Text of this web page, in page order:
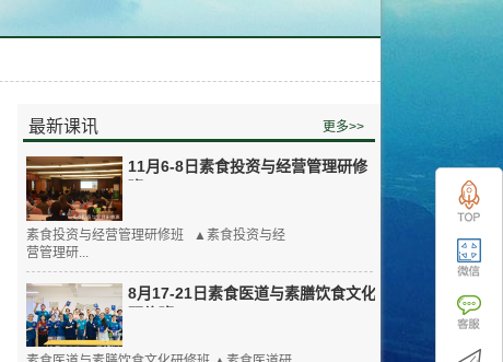
最新课讯 更多>>
11月6-8日素食投资与经营管理研修
素食投资与经营管理研修班 ▲素食投资与经
营管理研...
8月17-21日素食医道与素膳饮食文化
研修班